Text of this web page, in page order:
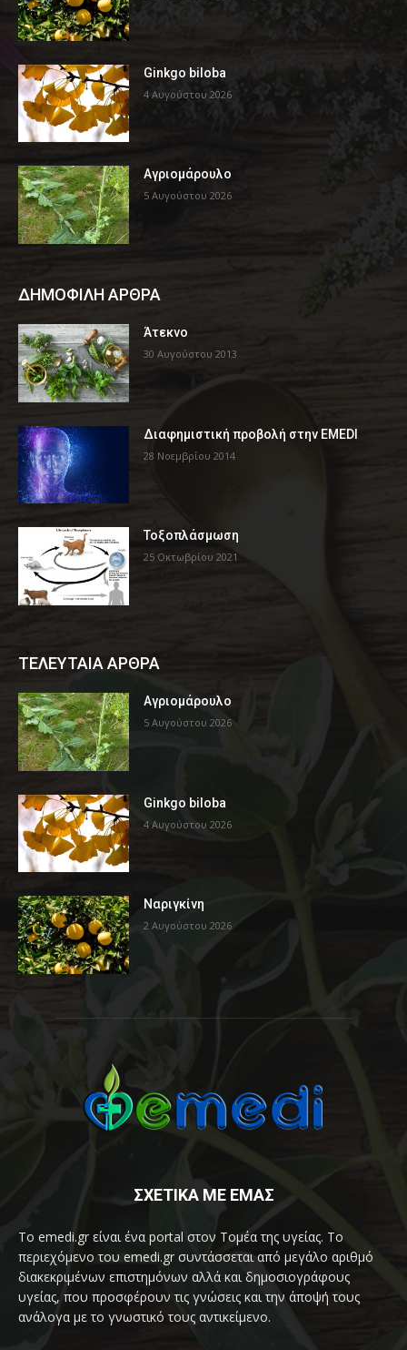
Ginkgo biloba
4 Αυγούστου 2026
Αγριομάρουλο
5 Αυγούστου 2026
ΔΗΜΟΦΙΛΗ ΑΡΘΡΑ
Άτεκνο
30 Αυγούστου 2013
Διαφημιστική προβολή στην EMEDI
28 Νοεμβρίου 2014
Τοξοπλάσμωση
25 Οκτωβρίου 2021
ΤΕΛΕΥΤΑΙΑ ΑΡΘΡΑ
Αγριομάρουλο
5 Αυγούστου 2026
Ginkgo biloba
4 Αυγούστου 2026
Ναριγκίνη
2 Αυγούστου 2026
ΣΧΕΤΙΚΑ ΜΕ ΕΜΑΣ
Το emedi.gr είναι ένα portal στον Τομέα της υγείας. Το
περιεχόμενο του emedi.gr συντάσσεται από μεγάλο αριθμό
διακεκριμένων επιστημόνων αλλά και δημοσιογράφους
υγείας, που προσφέρουν τις γνώσεις και την άποψή τους
ανάλογα με το γνωστικό τους αντικείμενο.